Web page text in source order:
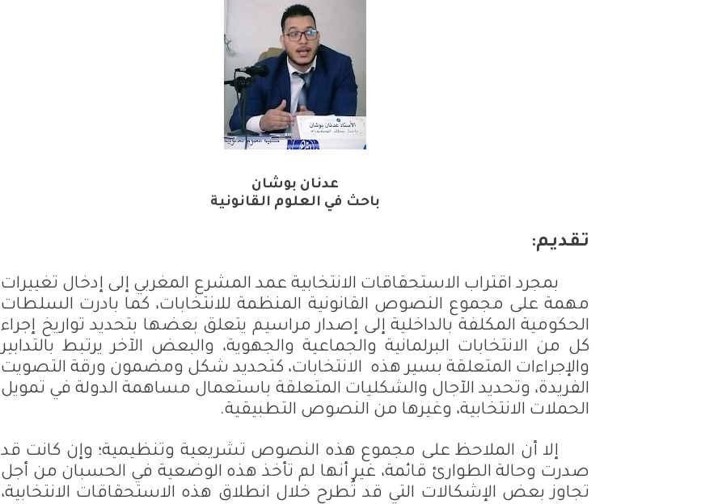
عدنان بوشان
باحث في العلوم القانونية
تـقـديـم:
بمجرد اقتراب الاستحقاقات الانتخابية عمد المشرع المغربي إلى إدخال تغييرات
مهمة على مجموع النصوص القانونية المنظمة للانتخابات، كما بادرت السلطات
الحكومية المكلفة بالداخلية إلى إصدار مراسيم يتعلق بعضها بتحديد تواريخ إجراء
كل من الانتخابات البرلمانية والجماعية والجهوية، والبعض الآخر يرتبط بالتدابير
والإجراءات المتعلقة بسير هذه الانتخابات، كتحديد شكل ومضمون ورقة التصويت
الفريدة، وتحديد الآجال والشكليات المتعلقة باستعمال مساهمة الدولة في تمويل
الحملات الانتخابية، وغيرها من النصوص التطبيقية.
إلا أن الملاحظ على مجموع هذه النصوص تشريعية وتنظيمية؛ وإن كانت قد
صدرت وحالة الطوارئ قائمة، غير أنها لم تأخذ هذه الوضعية في الحسبان من أجل
تجاوز بعض الإشكالات التي قد تُطرح خلال انطلاق هذه الاستحقاقات الانتخابية،